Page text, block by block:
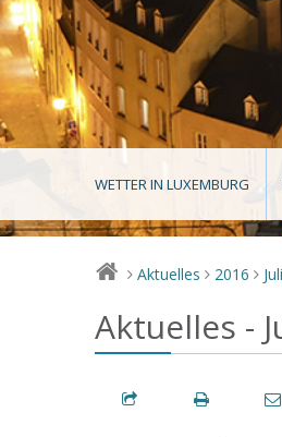
WETTER IN LUXEMBURG
> Aktuelles > 2016 > Juli
Aktuelles -